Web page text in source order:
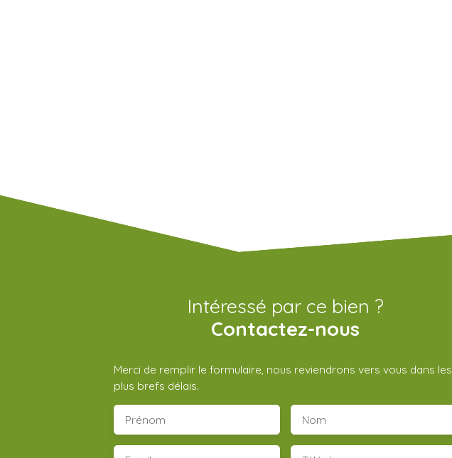
Intéressé par ce bien ?
Contactez-nous
Merci de remplir le formulaire, nous reviendrons vers vous dans les
plus brefs délais.
Prénom Nom